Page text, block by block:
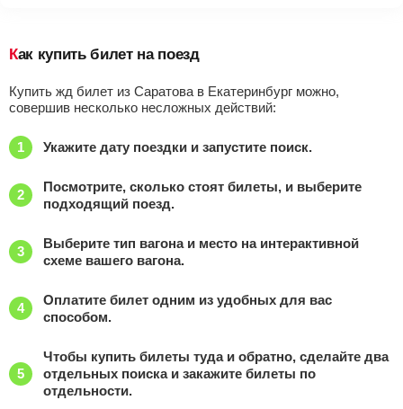
Как купить билет на поезд
Купить жд билет из Саратова в Екатеринбург можно,
совершив несколько несложных действий:
Укажите дату поездки и запустите поиск.
Посмотрите, сколько стоят билеты, и выберите
подходящий поезд.
Выберите тип вагона и место на интерактивной
схеме вашего вагона.
Оплатите билет одним из удобных для вас
способом.
Чтобы купить билеты туда и обратно, сделайте два
отдельных поиска и закажите билеты по
отдельности.